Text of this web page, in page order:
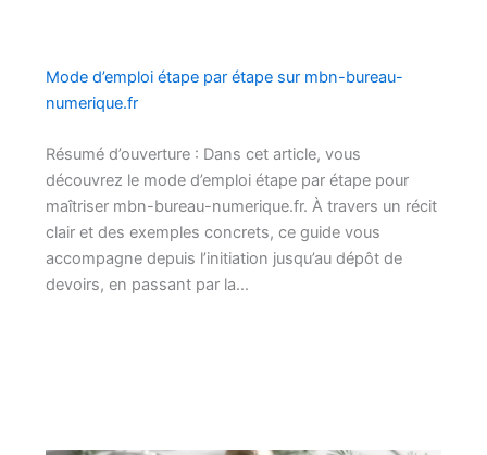
Mode d’emploi étape par étape sur mbn-bureau-
numerique.fr
Résumé d’ouverture : Dans cet article, vous
découvrez le mode d’emploi étape par étape pour
maîtriser mbn-bureau-numerique.fr. À travers un récit
clair et des exemples concrets, ce guide vous
accompagne depuis l’initiation jusqu’au dépôt de
devoirs, en passant par la…